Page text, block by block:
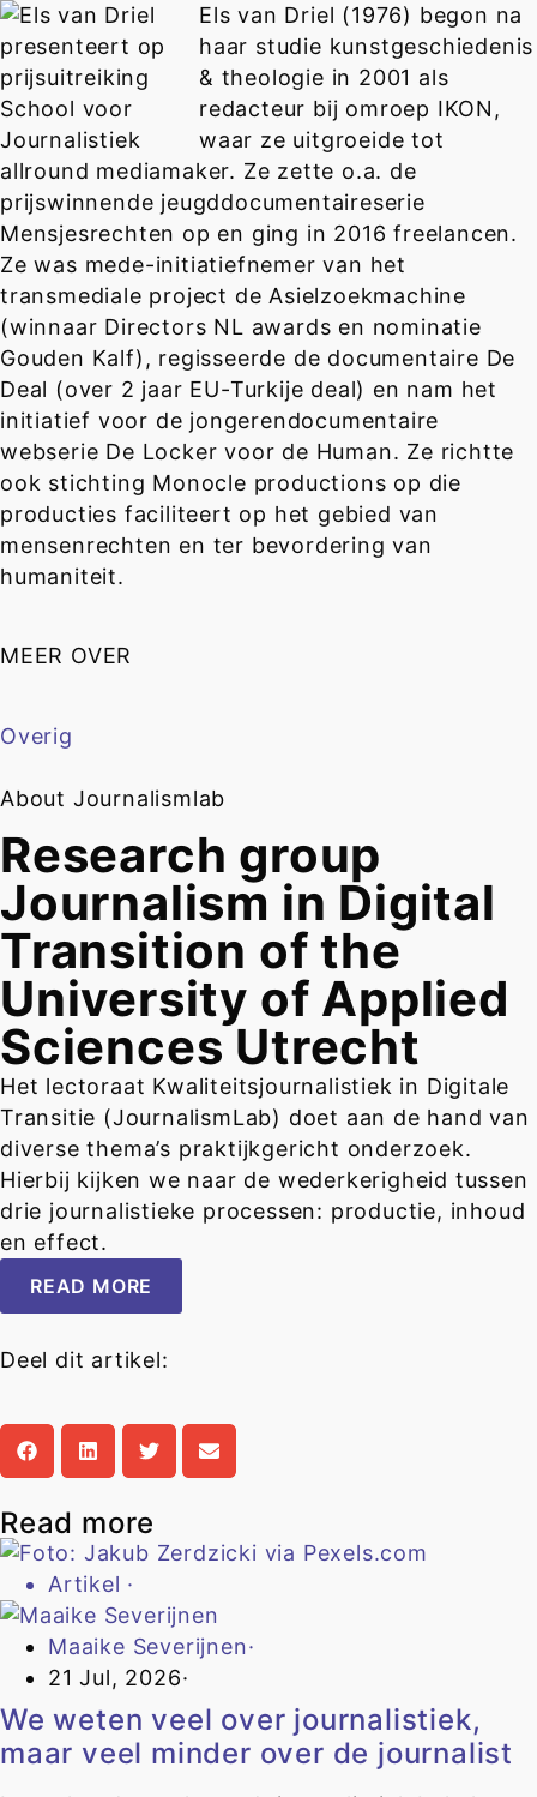
Els van Driel (1976) begon na
haar studie kunstgeschiedenis
& theologie in 2001 als
redacteur bij omroep IKON,
waar ze uitgroeide tot
allround mediamaker. Ze zette o.a. de
prijswinnende jeugddocumentaireserie
Mensjesrechten op en ging in 2016 freelancen.
Ze was mede-initiatiefnemer van het
transmediale project de Asielzoekmachine
(winnaar Directors NL awards en nominatie
Gouden Kalf), regisseerde de documentaire De
Deal (over 2 jaar EU-Turkije deal) en nam het
initiatief voor de jongerendocumentaire
webserie De Locker voor de Human. Ze richtte
ook stichting Monocle productions op die
producties faciliteert op het gebied van
mensenrechten en ter bevordering van
humaniteit.
MEER OVER
Overig
About Journalismlab
Research group
Journalism in Digital
Transition of the
University of Applied
Sciences Utrecht
Het lectoraat Kwaliteitsjournalistiek in Digitale
Transitie (JournalismLab) doet aan de hand van
diverse thema’s praktijkgericht onderzoek.
Hierbij kijken we naar de wederkerigheid tussen
drie journalistieke processen: productie, inhoud
en effect.
READ MORE
Deel dit artikel:
Read more
Artikel ·
Maaike Severijnen·
21 Jul, 2026·
We weten veel over journalistiek,
maar veel minder over de journalist